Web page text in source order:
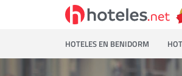
HOTELES EN BENIDORM